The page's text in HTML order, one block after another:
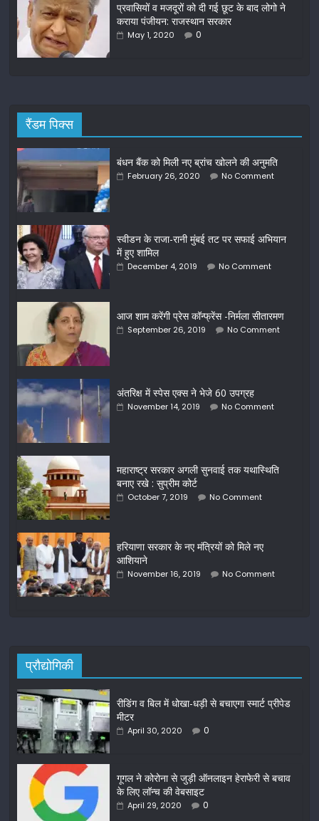
प्रवासियों व मजदूरों को दी गई छूट के बाद लोगो ने
कराया पंजीयन: राजस्थान सरकार
May 1, 2020 0
रैंडम पिक्स
बंधन बैंक को मिली नए ब्रांच खोलने की अनुमति
February 26, 2020 No Comment
स्वीडन के राजा-रानी मुंबई तट पर सफाई अभियान
में हुए शामिल
December 4, 2019 No Comment
आज शाम करेंगी प्रेस कॉन्फ्रेंस -निर्मला सीतारमण
September 26, 2019 No Comment
अंतरिक्ष में स्पेस एक्स ने भेजे 60 उपग्रह
November 14, 2019 No Comment
महाराष्ट्र सरकार अगली सुनवाई तक यथास्थिति
बनाए रखे : सुप्रीम कोर्ट
October 7, 2019 No Comment
हरियाणा सरकार के नए मंत्रियों को मिले नए
आशियाने
November 16, 2019 No Comment
प्रौद्योगिकी
रीडिंग व बिल में धोखा-धड़ी से बचाएगा स्मार्ट प्रीपेड
मीटर
April 30, 2020 0
गूगल ने कोरोना से जुड़ी ऑनलाइन हेराफेरी से बचाव
के लिए लॉन्च की वेबसाइट
April 29, 2020 0